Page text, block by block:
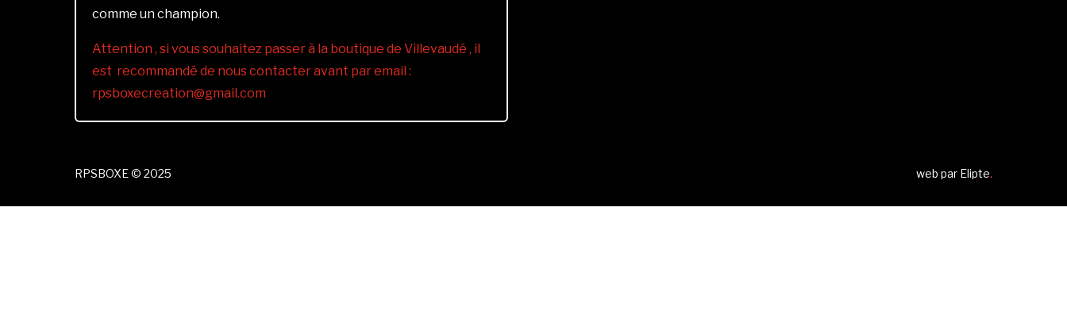
comme un champion.
Attention , si vous souhaitez passer à la boutique de Villevaudé , il
est recommandé de nous contacter avant par email :
rpsboxecreation@gmail.com
RPSBOXE © 2025 web par Elipte.